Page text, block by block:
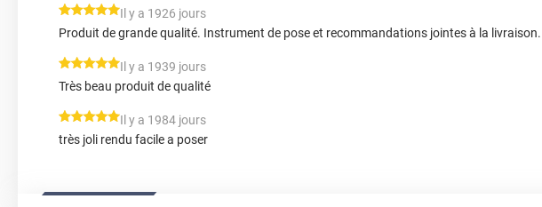
*****
Il y a 1926 jours
Produit de grande qualité. Instrument de pose et recommandations jointes à la livraison.
*****
Il y a 1939 jours
Très beau produit de qualité
*****
Il y a 1984 jours
très joli rendu facile a poser